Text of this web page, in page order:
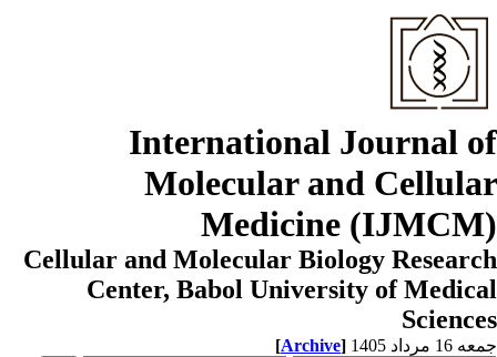
International Journal
Molecular and
Medicine
Cellular and Molecular Biology
Center, Babol University of
مرداد 1405 [Archive]